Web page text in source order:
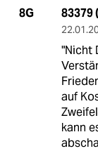
8G 83379
"Nicht
auf
kann